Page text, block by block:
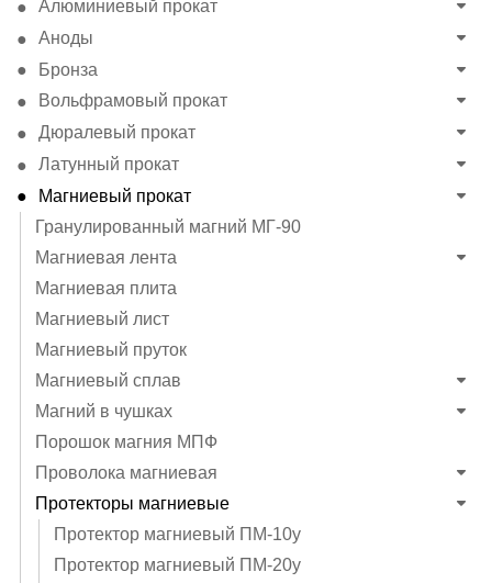
Алюминиевый прокат
Аноды
Бронза
Вольфрамовый прокат
Дюралевый прокат
Латунный прокат
Магниевый прокат
Гранулированный магний МГ-90
Магниевая лента
Магниевая плита
Магниевый лист
Магниевый пруток
Магниевый сплав
Магний в чушках
Порошок магния МПФ
Проволока магниевая
Протекторы магниевые
Протектор магниевый ПМ-10у
Протектор магниевый ПМ-20у